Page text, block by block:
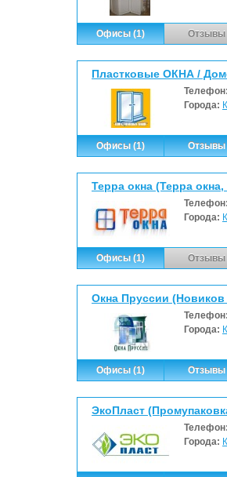
Офисы (1) Отзывы
Пластковые ОКНА /
Города:
Офисы (1) Отзывы
Терра окна (Терра
Города:
Офисы (1) Отзывы
Окна Пруссии
Города:
Офисы (1) Отзывы
ЭкоПласт
Города: